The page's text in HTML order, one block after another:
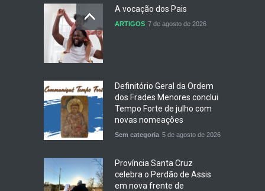
A vocação dos Pais
ARTIGOS 7 de agosto de 2026
Definitório Geral da Ordem
dos Frades Menores conclui
Tempo Forte de julho com
novas nomeações
Sem categoria 5 de agosto de 2026
Província Santa Cruz
celebra o Perdão de Assis
em nova frente de